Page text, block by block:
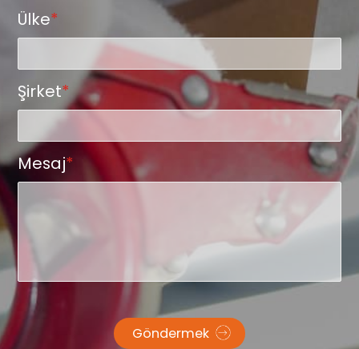
Ülke*
Şirket*
Mesaj*
Göndermek